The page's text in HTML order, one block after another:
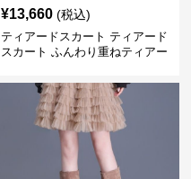
¥13,660 (税込)
ティアードスカート ティアード
スカート ふんわり重ねティアー